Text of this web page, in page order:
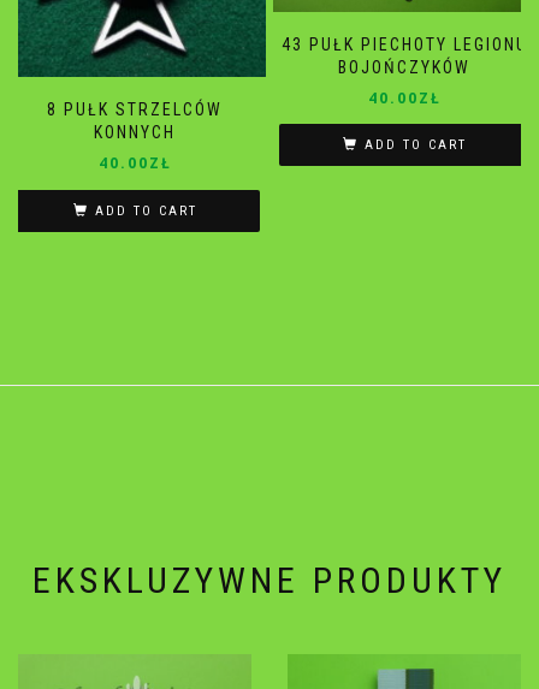
8 PUŁK STRZELCÓW
KONNYCH
40.00ZŁ
ADD TO CART
43 PUŁK PIECHOTY LEGIONU
BOJOŃCZYKÓW
40.00ZŁ
ADD TO CART
EKSKLUZYWNE PRODUKTY